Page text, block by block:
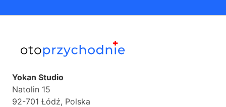
Yokan Studio
Natolin 15
92-701 Łódź, Polska